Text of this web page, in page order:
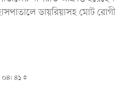
ডায়রিয়াসহ মোট রোগী
৪১